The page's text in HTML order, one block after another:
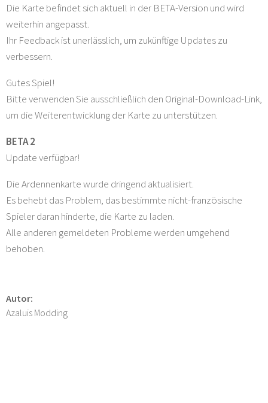
Die Karte befindet sich aktuell in der BETA-Version und wird
weiterhin angepasst.
Ihr Feedback ist unerlässlich, um zukünftige Updates zu
verbessern.
Gutes Spiel!
Bitte verwenden Sie ausschließlich den Original-Download-Link,
um die Weiterentwicklung der Karte zu unterstützen.
BETA 2
Update verfügbar!
Die Ardennenkarte wurde dringend aktualisiert.
Es behebt das Problem, das bestimmte nicht-französische
Spieler daran hinderte, die Karte zu laden.
Alle anderen gemeldeten Probleme werden umgehend
behoben.
Autor:
Azaluis Modding